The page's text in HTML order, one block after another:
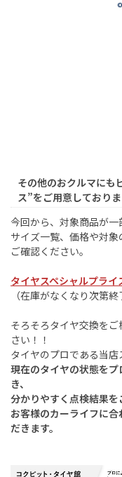
その他のおクルマにも
ス”をご用意しておりま
今回から、対象商品が一
サイズ一覧、価格や対
ご確認ください。
タイヤスペシャルプライ
（在庫がなくなり次第終
そろそろタイヤ交換を
さい！！
タイヤのプロである当店
現在のタイヤの状態を
き、
分かりやすく点検結果を
お客様のカーライフに
だきます。